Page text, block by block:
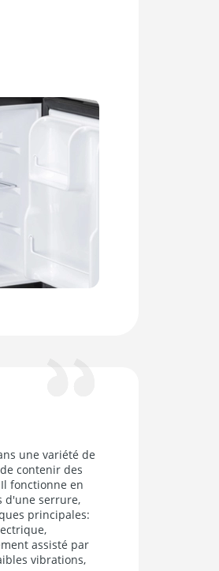
une variété de
contenir des
fonctionne en
d'une serrure,
principales:
assisté par
vibrations,